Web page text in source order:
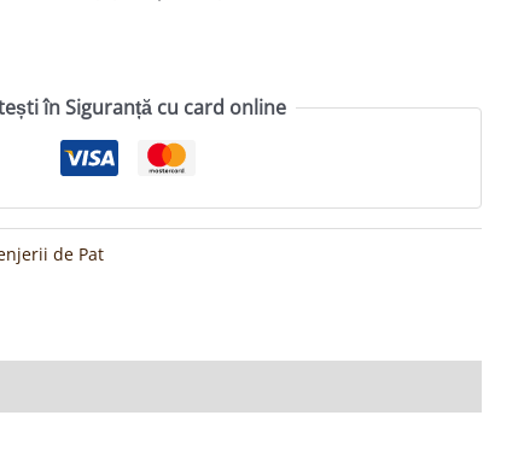
în Siguranță cu card online
de Pat